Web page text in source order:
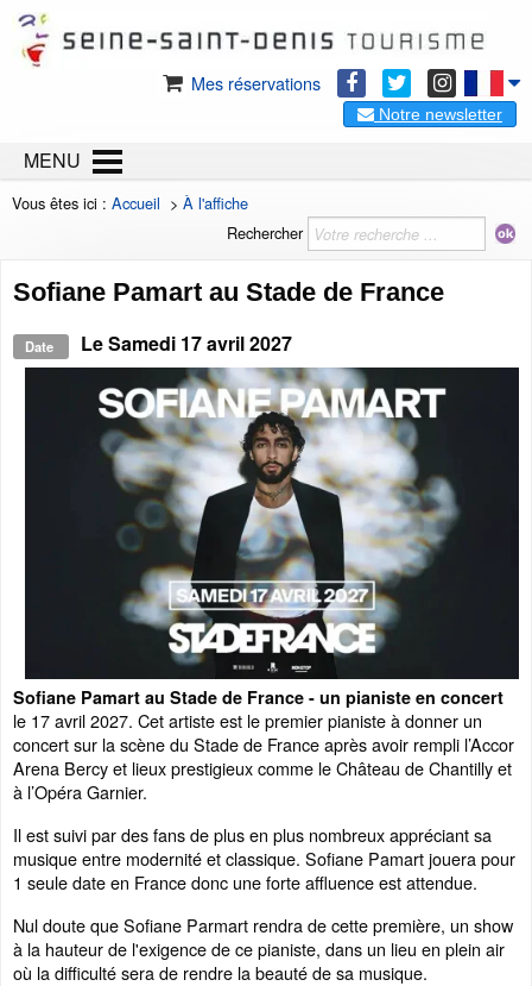
Mes réservations
Notre newsletter
MENU
Vous êtes ici : Accueil > À l'affiche
Rechercher
Sofiane Pamart au Stade de France
Date LeSamedi 17 avril 2027
Sofiane Pamart au Stade de France - un pianiste en concert
le 17 avril 2027. Cet artiste est le premier pianiste à donner un
concert sur la scène du Stade de France après avoir rempli l’Accor
Arena Bercy et lieux prestigieux comme le Château de Chantilly et
à l’Opéra Garnier.
Il est suivi par des fans de plus en plus nombreux appréciant sa
musique entre modernité et classique. Sofiane Pamart jouera pour
1 seule date en France donc une forte affluence est attendue.
Nul doute que Sofiane Parmart rendra de cette première, un show
à la hauteur de l'exigence de ce pianiste, dans un lieu en plein air
où la difficulté sera de rendre la beauté de sa musique.